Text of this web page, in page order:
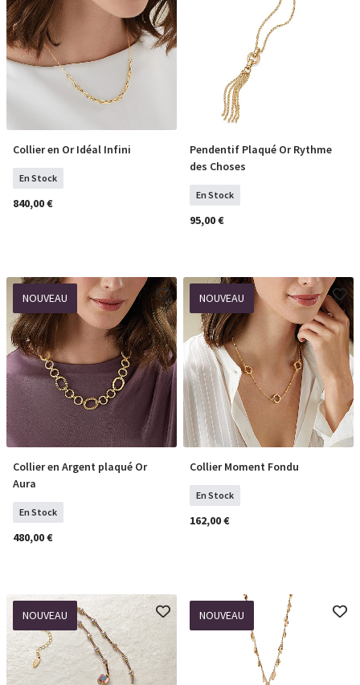
COMMANDER
Collier en Or Idéal Infini
En Stock
840,00 €
COMMANDER
Pendentif Plaqué Or Rythme
des Choses
En Stock
95,00 €
NOUVEAU
COMMANDER
Collier en Argent plaqué Or
Aura
En Stock
480,00 €
NOUVEAU
COMMANDER
Collier Moment Fondu
En Stock
162,00 €
NOUVEAU NOUVEAU